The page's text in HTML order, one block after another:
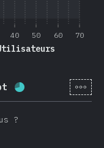
40 50 60 70
Progression:[fr-
?